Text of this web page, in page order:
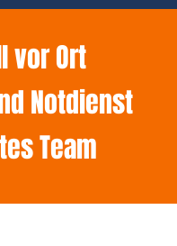
vor Ort
Notdienst
Team